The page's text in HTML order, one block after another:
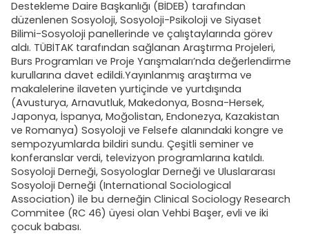
Destekleme Daire Başkanlığı (BİDEB) tarafından
düzenlenen Sosyoloji, Sosyoloji-Psikoloji ve Siyaset
Bilimi-Sosyoloji panellerinde ve çalıştaylarında görev
aldı. TÜBİTAK tarafından sağlanan Araştırma Projeleri,
Burs Programları ve Proje Yarışmaları’nda değerlendirme
kurullarına davet edildi.Yayınlanmış araştırma ve
makalelerine ilaveten yurtiçinde ve yurtdışında
(Avusturya, Arnavutluk, Makedonya, Bosna-Hersek,
Japonya, İspanya, Moğolistan, Endonezya, Kazakistan
ve Romanya) Sosyoloji ve Felsefe alanındaki kongre ve
sempozyumlarda bildiri sundu. Çeşitli seminer ve
konferanslar verdi, televizyon programlarına katıldı.
Sosyoloji Derneği, Sosyologlar Derneği ve Uluslararası
Sosyoloji Derneği (International Sociological
Association) ile bu derneğin Clinical Sociology Research
Commitee (RC 46) üyesi olan Vehbi Başer, evli ve iki
çocuk babası.